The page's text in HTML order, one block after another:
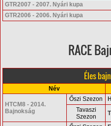
GTR2007 - 2007. Nyári kupa
GTR2006 - 2006. Nyári kupa
RACE
Éles
Név
HTCM8 - 2014.
Bajnokság
Őszi Szezon
Tavaszi
Szezon